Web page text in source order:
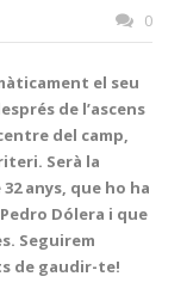
0
el seu
de l’ascens
del camp,
Serà la
anys, que ho ha
Dólera i que
Seguirem
de gaudir-te!